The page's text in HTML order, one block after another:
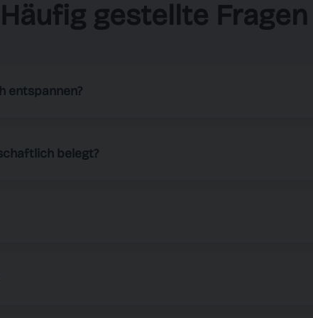
Häufig gestellte Fragen
entspannen?
belegt?